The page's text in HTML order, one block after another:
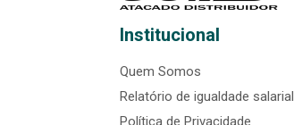
Institucional
Quem Somos
Relatório de igualdade salarial
Política de Privacidade